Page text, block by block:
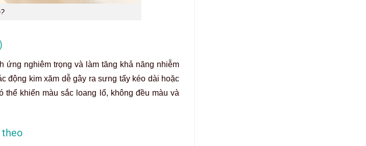
nghiêm trọng và làm tăng khả năng nhiễm
động kim xăm dễ gây ra sưng tấy kéo dài hoặc
khiến màu sắc loang lổ, không đều màu và
theo